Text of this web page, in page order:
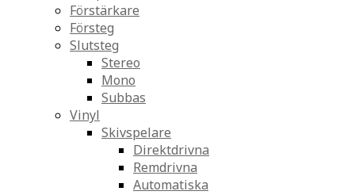
Förstärkare
Försteg
Slutsteg
Stereo
Mono
Subbas
Vinyl
Skivspelare
Direktdrivna
Remdrivna
Automatiska